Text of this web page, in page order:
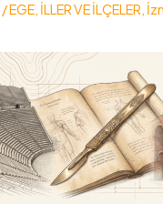
/EGE, İLLER VE İLÇELER,